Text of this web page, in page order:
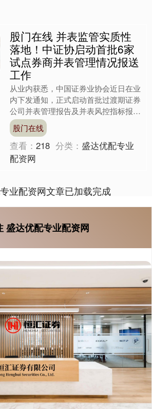
股门在线 并表监管实质性
落地！中证协启动首批6家
试点券商并表管理情况报送
工作
从业内获悉，中国证券业协会近日在业
内下发通知，正式启动首批过渡期证券
公司并表管理报告及并表风控指标报送
工作，标志着自《证券公司并表管理指
引（试行）》发布以来，行....
股门在线
查看：218 分类：盛达优配专业
配资网
业配资网文章已加载完成
盛达优配专业配资网